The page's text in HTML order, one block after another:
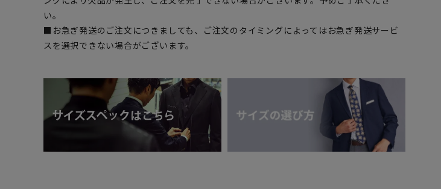
い。
■お急ぎ発送のご注文につきましても、ご注文のタイミングによってはお急ぎ発送サービ
スを選択できない場合がございます。